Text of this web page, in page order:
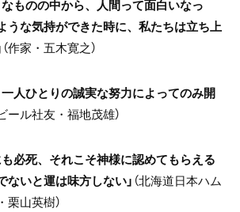
なものの中から、人間って面白いなっ
うな気持ができた時に、私たちは立ち上
（作家・五木寛之）
一人ひとりの誠実な努力によってのみ開
ール社友・福地茂雄）
も必死、それこそ神様に認めてもらえる
ないと運は味方しない」 （北海道日本ハム
山英樹）